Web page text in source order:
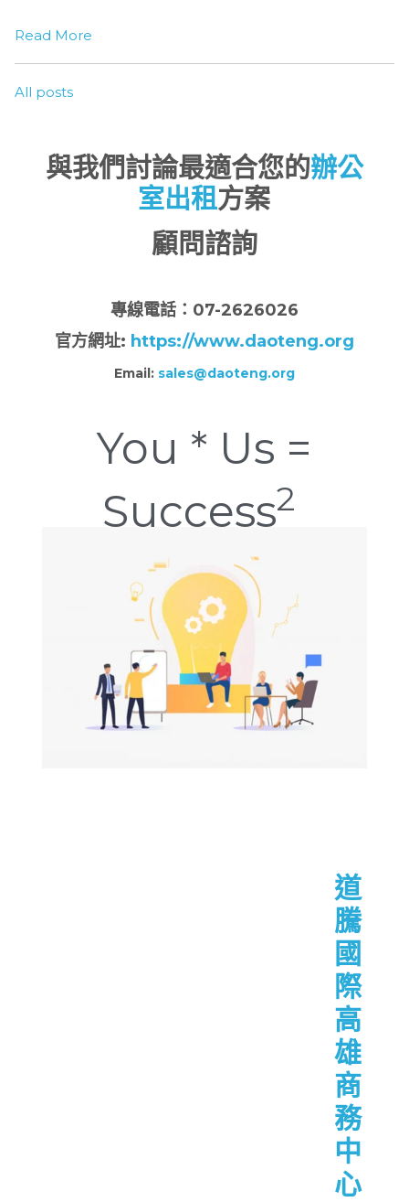
Read More
All posts
與我們討論最適合您的辦公
室出租方案
顧問諮詢
專線電話：07-2626026
官方網址: https://www.daoteng.org
Email: sales@daoteng.org
You * Us =
Success2
道
騰
國
際
高
雄
商
務
中
心